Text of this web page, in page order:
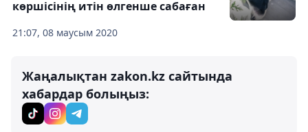
21:07, 08 маусым 2020
көршісінің итін өлгенше сабаған
Жаңалықтан zakon.kz сайтында
хабардар болыңыз: